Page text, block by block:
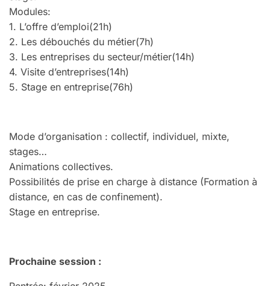
Modules:
1. L’offre d’emploi(21h)
2. Les débouchés du métier(7h)
3. Les entreprises du secteur/métier(14h)
4. Visite d’entreprises(14h)
5. Stage en entreprise(76h)
Mode d’organisation : collectif, individuel, mixte,
stages…
Animations collectives.
Possibilités de prise en charge à distance (Formation à
distance, en cas de confinement).
Stage en entreprise.
Prochaine session :